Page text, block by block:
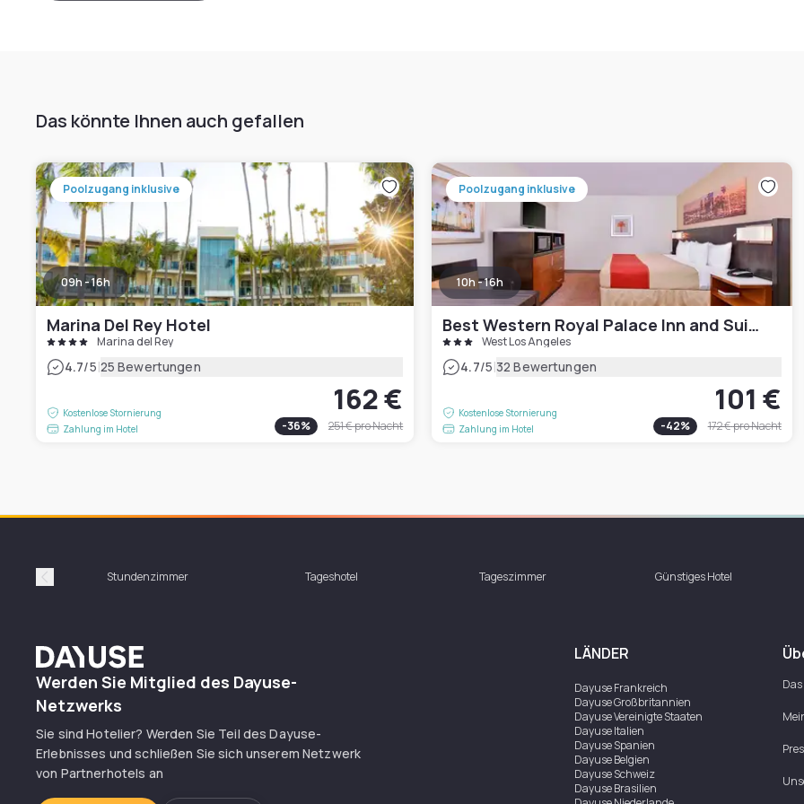
Das könnte Ihnen auch gefallen
Poolzugang inklusive
09h - 16h
Marina Del Rey Hotel
Marina del Rey
4.7/5|25 Bewertungen
Kostenlose Stornierung
Zahlung im Hotel
162 €
-36% 251 €pro Nacht
Poolzugang inklusive
10h - 16h
Best Western Royal Palace Inn and Suites LA
West Los Angeles
4.7/5|32 Bewertungen
Kostenlose Stornierung
Zahlung im Hotel
101 €
-42% 172 €pro Nacht
PrécédentStundenzimmer Tageshotel Tageszimmer Günstiges Hotel
Dayuse
Werden Sie Mitglied des Dayuse-
Netzwerks
Sie sind Hotelier? Werden Sie Teil des Dayuse-
Erlebnisses und schließen Sie sich unserem Netzwerk
von Partnerhotels an
LÄNDER
DayuseFrankreich
DayuseGroßbritannien
DayuseVereinigte Staaten
DayuseItalien
DayuseSpanien
DayuseBelgien
DayuseSchweiz
DayuseBrasilien